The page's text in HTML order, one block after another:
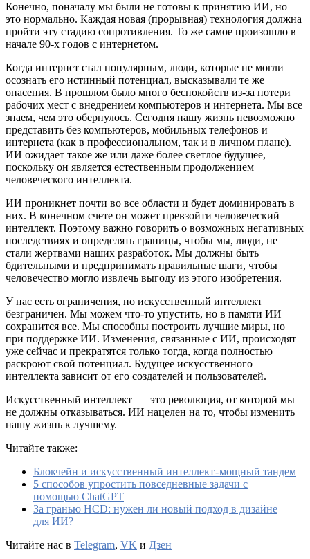
Конечно, поначалу мы были не готовы к принятию ИИ, но
это нормально. Каждая новая (прорывная) технология должна
пройти эту стадию сопротивления. То же самое произошло в
начале 90-х годов с интернетом.
Когда интернет стал популярным, люди, которые не могли
осознать его истинный потенциал, высказывали те же
опасения. В прошлом было много беспокойств из-за потери
рабочих мест с внедрением компьютеров и интернета. Мы все
знаем, чем это обернулось. Сегодня нашу жизнь невозможно
представить без компьютеров, мобильных телефонов и
интернета (как в профессиональном, так и в личном плане).
ИИ ожидает такое же или даже более светлое будущее,
поскольку он является естественным продолжением
человеческого интеллекта.
ИИ проникнет почти во все области и будет доминировать в
них. В конечном счете он может превзойти человеческий
интеллект. Поэтому важно говорить о возможных негативных
последствиях и определять границы, чтобы мы, люди, не
стали жертвами наших разработок. Мы должны быть
бдительными и предпринимать правильные шаги, чтобы
человечество могло извлечь выгоду из этого изобретения.
У нас есть ограничения, но искусственный интеллект
безграничен. Мы можем что-то упустить, но в памяти ИИ
сохранится все. Мы способны построить лучшие миры, но
при поддержке ИИ. Изменения, связанные с ИИ, происходят
уже сейчас и прекратятся только тогда, когда полностью
раскроют свой потенциал. Будущее искусственного
интеллекта зависит от его создателей и пользователей.
Искусственный интеллект — это революция, от которой мы
не должны отказываться. ИИ нацелен на то, чтобы изменить
нашу жизнь к лучшему.
Читайте также:
Блокчейн и искусственный интеллект - мощный тандем
5 способов упростить повседневные задачи с
помощью ChatGPT
За гранью HCD: нужен ли новый подход в дизайне
для ИИ?
Читайте нас в Telegram, VK и Дзен